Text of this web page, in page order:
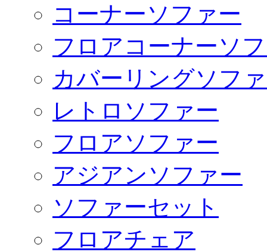
コーナーソファー
フロアコーナーソ
カバーリングソフ
レトロソファー
フロアソファー
アジアンソファー
ソファーセット
フロアチェア